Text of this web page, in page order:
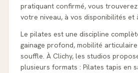
pratiquant confirmé, vous
votre niveau, à vos disponibilités et
Le pilates est une discipline
gainage profond, mobilité
souffle. À Clichy, les studios
plusieurs formats : Pilates tapis en